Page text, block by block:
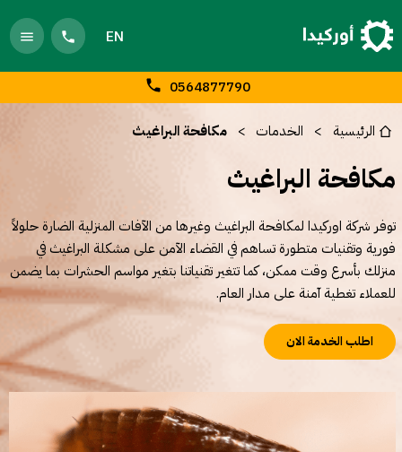
EN
0564877790
الرئيسية الخدمات مكافحة البراغيث
مكافحة البراغيث
توفر شركة اوركيدا لمكافحة البراغيث وغيرها من الآفات المنزلية الضارة حلولاً
فورية وتقنيات متطورة تساهم في القضاء الآمن على مشكلة البراغيث في
منزلك بأسرع وقت ممكن، كما تتغير تقنياتنا بتغير مواسم الحشرات بما يضمن
للعملاء تغطية آمنة على مدار العام.
اطلب الخدمة الان